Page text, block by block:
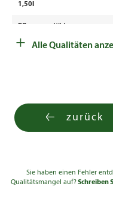
1,50l
Pflanze gestäbt
Solitär ab 3xv
Cont. 20l
150 -
+ Alle Qualitäten
zurück
Sie haben einen Fehler
Qualitätsmangel auf?Schreiben